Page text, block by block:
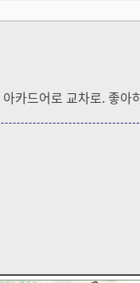
카드어로 교차로. 좋아